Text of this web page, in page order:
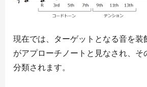
現在では、ターゲットとなる音を装
がアプローチノートと見なされ、そ
分類されます。